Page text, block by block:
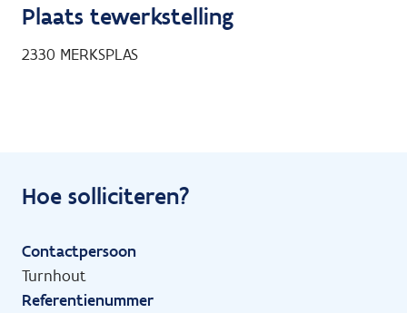
Plaats tewerkstelling
2330 MERKSPLAS
Hoe solliciteren?
Contactpersoon
Turnhout
Referentienummer